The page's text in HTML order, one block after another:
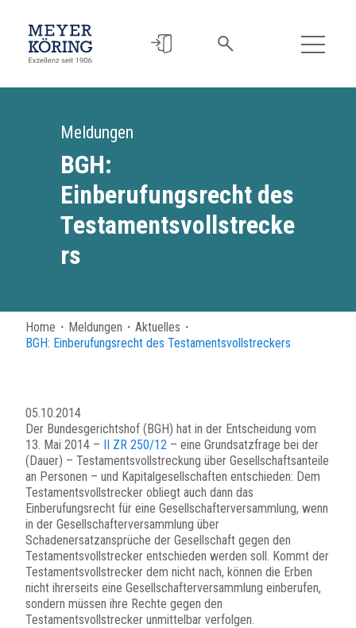
Meldungen
BGH:
Einberufungsrecht des
Testamentsvollstrecke
rs
Home ・ Meldungen ・ Aktuelles ・
BGH: Einberufungsrecht des Testamentsvollstreckers
05.10.2014
Der Bundesgerichtshof (BGH) hat in der Entscheidung vom
13. Mai 2014 – II ZR 250/12 – eine Grundsatzfrage bei der
(Dauer) – Testamentsvollstreckung über Gesellschaftsanteile
an Personen – und Kapitalgesellschaften entschieden: Dem
Testamentsvollstrecker obliegt auch dann das
Einberufungsrecht für eine Gesellschafterversammlung, wenn
in der Gesellschafterversammlung über
Schadenersatzansprüche der Gesellschaft gegen den
Testamentsvollstrecker entschieden werden soll. Kommt der
Testamentsvollstrecker dem nicht nach, können die Erben
nicht ihrerseits eine Gesellschafterversammlung einberufen,
sondern müssen ihre Rechte gegen den
Testamentsvollstrecker unmittelbar verfolgen.